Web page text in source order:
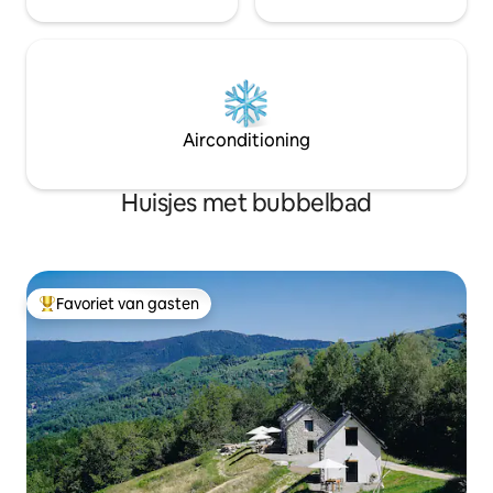
Airconditioning
Huisjes met bubbelbad
Topfavoriet van gasten
Favoriet van gasten